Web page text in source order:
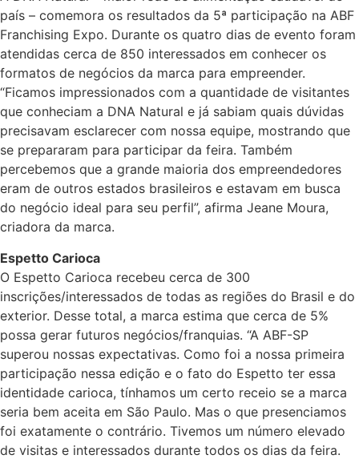
país – comemora os resultados da 5ª participação na ABF
Franchising Expo. Durante os quatro dias de evento foram
atendidas cerca de 850 interessados em conhecer os
formatos de negócios da marca para empreender.
“Ficamos impressionados com a quantidade de visitantes
que conheciam a DNA Natural e já sabiam quais dúvidas
precisavam esclarecer com nossa equipe, mostrando que
se prepararam para participar da feira. Também
percebemos que a grande maioria dos empreendedores
eram de outros estados brasileiros e estavam em busca
do negócio ideal para seu perfil”, afirma Jeane Moura,
criadora da marca.
Espetto Carioca
O Espetto Carioca recebeu cerca de 300
inscrições/interessados de todas as regiões do Brasil e do
exterior. Desse total, a marca estima que cerca de 5%
possa gerar futuros negócios/franquias. “A ABF-SP
superou nossas expectativas. Como foi a nossa primeira
participação nessa edição e o fato do Espetto ter essa
identidade carioca, tínhamos um certo receio se a marca
seria bem aceita em São Paulo. Mas o que presenciamos
foi exatamente o contrário. Tivemos um número elevado
de visitas e interessados durante todos os dias da feira.